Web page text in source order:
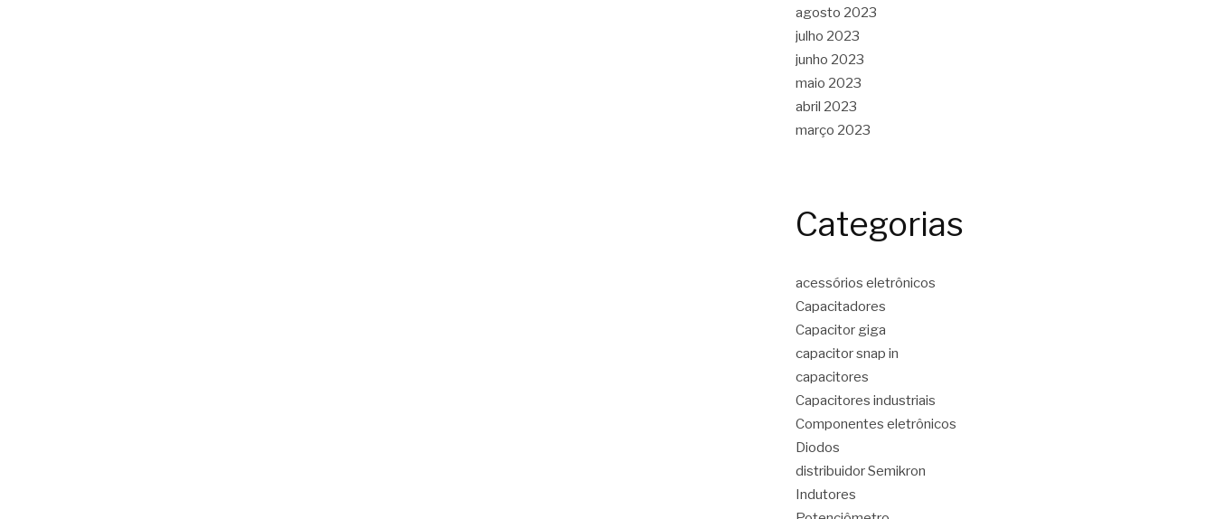
agosto 2023
julho 2023
junho 2023
maio 2023
abril 2023
março 2023
Categorias
acessórios eletrônicos
Capacitadores
Capacitor giga
capacitor snap in
capacitores
Capacitores industriais
Componentes eletrônicos
Diodos
distribuidor Semikron
Indutores